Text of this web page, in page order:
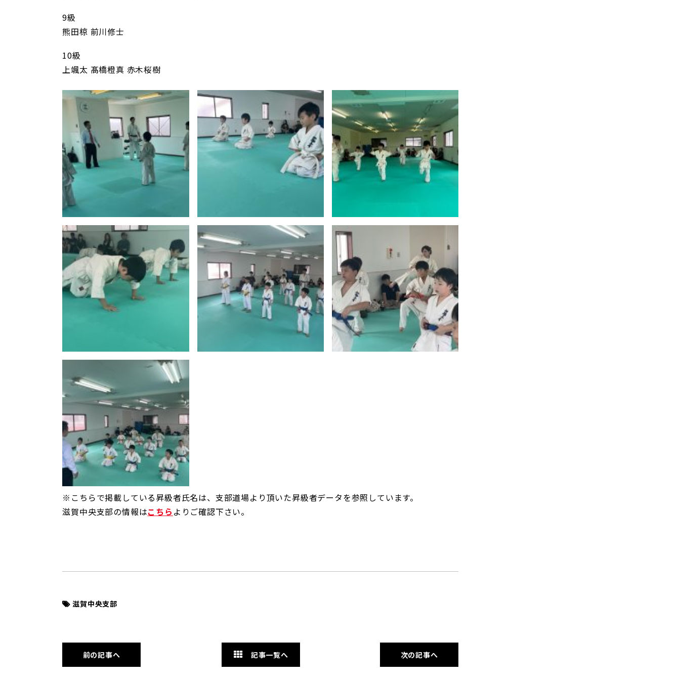
9級
熊田椋 前川修士
10級
上颯太 髙橋橙真 赤木桜樹
※こちらで掲載している昇級者氏名は、支部道場より頂いた昇級者データを参照しています。
滋賀中央支部の情報はこちら よりご確認下さい。
滋賀中央支部
前の記事へ 記事一覧へ 次の記事へ